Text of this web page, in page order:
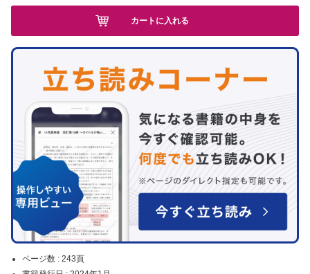
ページ数 : 243頁
カートに入れる